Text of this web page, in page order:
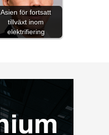
Asien för fortsatt
tillväxt inom
elektrifiering